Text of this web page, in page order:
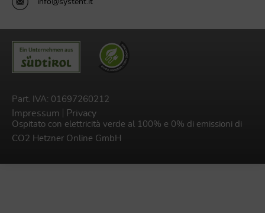
info@systent.it
Part. IVA: 01697260212
Impressum Privacy
Ospitato con elettricità verde al 100% e 0% di emissioni di
CO2 Hetzner Online GmbH